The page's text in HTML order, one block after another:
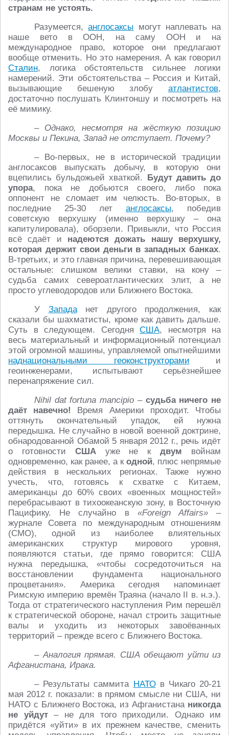
странам не устоять.
Разумеется,англосаксы могут наплевать на
наше вето в ООН, на саму ООН и на
международное право, которое они предлагают
вообще отменить. Но это намерения. А как говорил
Сталин, логика обстоятельств сильнее логики
намерений. Эти обстоятельства – Россия и Китай,
вызывающие бешеную злобу атлантистов,
достаточно послушать Клинтоншу и посмотреть на
её мимику.
– Однако, несмотря на жёсткую позицию
Москвы и Пекина, Запад не отступает. Почему?
– Во-первых, не в исторической традиции
англосаксов выпускать добычу, в которую они
вцепились бульдожьей хваткой. Будут давить до
упора, пока не добьются своего, либо пока
оппонент не сломает им челюсть. Во-вторых, в
последние 25-30 лет англосаксы, победив
советскую верхушку (именно верхушку – она
капитулировала), оборзели. Привыкли, что Россия
всё сдаёт и надеются дожать нашу верхушку,
которая держит свои деньги в западных банках.
В-третьих, и это главная причина, перевешивающая
остальные: слишком велики ставки, на кону –
судьба самих североатлантических элит, а не
просто углеводородов или Ближнего Востока.
У Западанет другого продолжения, как
сказали бы шахматисты, кроме как давить дальше.
Суть в следующем. Сегодня США, несмотря на
весь материальный и информационный потенциал
этой огромной машины, управляемой опытнейшими
наднациональными геоконструкторами и
геоинженерами, испытывают серьёзнейшее
перенапряжение сил.
Nihil dat fortuna mancipio – судьба ничего не
даёт навечно!
Время Америки проходит. Чтобы
оттянуть окончательный упадок, ей нужна
передышка. Не случайно в новой военной доктрине,
обнародованной Обамой 5 января 2012 г., речь идёт
о готовности СШАуже не кдвум войнам
одновременно, как ранее, а к одной, плюс непрямые
действия в нескольких регионах. Также нужно
учесть, что, готовясь к схватке с Китаем,
американцы до 60% своих «военных мощностей»
перебрасывают в тихоокеанскую зону, в Восточную
Пацифику. Не случайно в «Foreign Affairs»–
журнале Совета по международным отношениям
(СМО), одной из наиболее влиятельных
американских структур мирового уровня,
появляются статьи, где прямо говорится: США
нужна передышка, «чтобы сосредоточиться на
восстановлении фундамента национального
процветания». Америка сегодня напоминает
Римскую империю времён Траяна (начало II в. н.э.).
Тогда от стратегического наступления Рим перешёл
к стратегической обороне, начал строить защитные
валы и уходить из некоторых завоёванных
территорий – прежде всего с Ближнего Востока.
– Аналогия прямая. США обещают уйти из
Афганистана, Ирака.
– Результаты саммита НАТОв Чикаго 20-21
мая 2012 г. показали: в прямом смысле ни США, ни
НАТО с Ближнего Востока, из Афганистана никогда
не уйдут– не для того приходили. Однако им
придётся «уйти» в их прежнем качестве, сменить